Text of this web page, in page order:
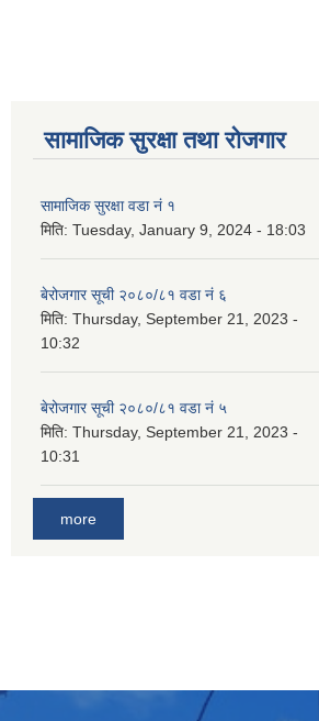
सामाजिक सुरक्षा तथा रोजगार
सामाजिक सुरक्षा वडा नं १
मिति: Tuesday, January 9, 2024 - 18:03
बेरोजगार सूची २०८०/८१ वडा नं ६
मिति: Thursday, September 21, 2023 -
10:32
बेरोजगार सूची २०८०/८१ वडा नं ५
मिति: Thursday, September 21, 2023 -
10:31
more